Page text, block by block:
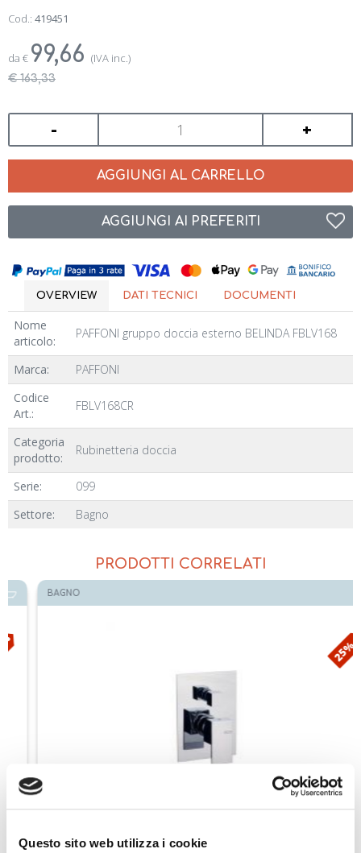
Questo sito web utilizza i cookie
Cod.: 419451
da € 99,66 (IVA inc.)
€ 163,33
- +
AGGIUNGI AL CARRELLO
AGGIUNGI AI PREFERITI
OVERVIEW DATI TECNICI DOCUMENTI
Nome
articolo:
PAFFONI gruppo doccia esterno BELINDA FBLV168
Marca:
PAFFONI
Codice
Art.:
FBLV168CR
Categoria
prodotto:
Rubinetteria doccia
Serie:
099
Settore:
Bagno
PRODOTTI CORRELATI
BAGNO
25%
7800/E CR